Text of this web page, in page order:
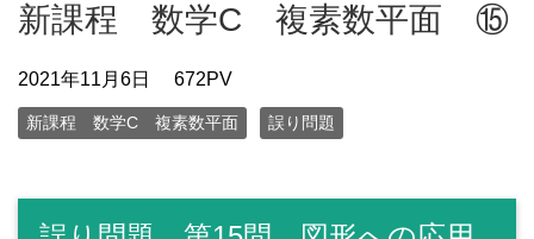
新課程 数学C 複素数平面 ⑮
2021年11月6日 672PV
新課程 数学C 複素数平面 誤り問題